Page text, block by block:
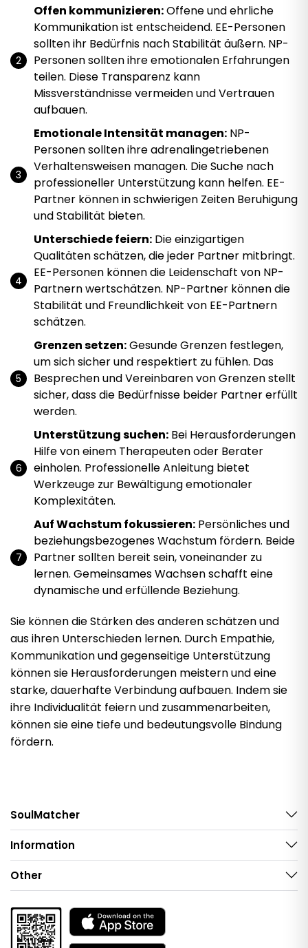
Offen kommunizieren:Offene und ehrliche
Kommunikation ist entscheidend. EE-Personen
sollten ihr Bedürfnis nach Stabilität äußern. NP-
Personen sollten ihre emotionalen Erfahrungen
teilen. Diese Transparenz kann
Missverständnisse vermeiden und Vertrauen
aufbauen.
Emotionale Intensität managen: NP-
Personen sollten ihre adrenalingetriebenen
Verhaltensweisen managen. Die Suche nach
professioneller Unterstützung kann helfen. EE-
Partner können in schwierigen Zeiten Beruhigung
und Stabilität bieten.
Unterschiede feiern: Die einzigartigen
Qualitäten schätzen, die jeder Partner mitbringt.
EE-Personen können die Leidenschaft von NP-
Partnern wertschätzen. NP-Partner können die
Stabilität und Freundlichkeit von EE-Partnern
schätzen.
Grenzen setzen:Gesunde Grenzen festlegen,
um sich sicher und respektiert zu fühlen. Das
Besprechen und Vereinbaren von Grenzen stellt
sicher, dass die Bedürfnisse beider Partner erfüllt
werden.
Unterstützung suchen: Bei Herausforderungen
Hilfe von einem Therapeuten oder Berater
einholen. Professionelle Anleitung bietet
Werkzeuge zur Bewältigung emotionaler
Komplexitäten.
Auf Wachstum fokussieren: Persönliches und
beziehungsbezogenes Wachstum fördern. Beide
Partner sollten bereit sein, voneinander zu
lernen. Gemeinsames Wachsen schafft eine
dynamische und erfüllende Beziehung.
Sie können die Stärken des anderen schätzen und
aus ihren Unterschieden lernen. Durch Empathie,
Kommunikation und gegenseitige Unterstützung
können sie Herausforderungen meistern und eine
starke, dauerhafte Verbindung aufbauen. Indem sie
ihre Individualität feiern und zusammenarbeiten,
können sie eine tiefe und bedeutungsvolle Bindung
fördern.
SoulMatcher
Information
Other